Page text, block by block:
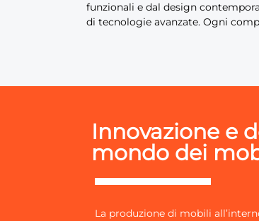
funzionali e dal design
di tecnologie avanzate. Ogni
Innovazione e
mondo dei
La produzione di mobili